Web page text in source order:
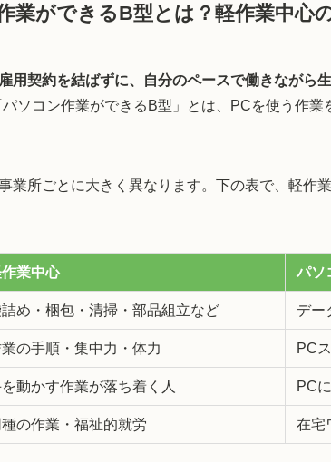
業ができるB型とは？軽作業中心
雇用契約を結ばずに、自分のペースで働きながら
ソコン作業ができるB型」とは、PCを使う作
業所ごとに大きく異なります。下の表で、軽作
業中心 パソ
め・梱包・清掃・部品組立など デー
の手順・集中力・体力 PC
動かす作業が落ち着く人 PC
種の作業・福祉的就労 在宅